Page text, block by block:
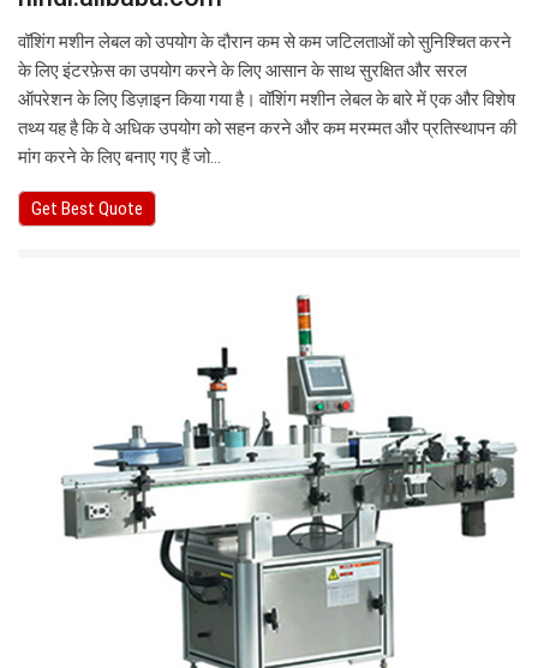
वॉशिंग मशीन लेबल को उपयोग के दौरान कम से कम जटिलताओं को सुनिश्चित करने
के लिए इंटरफ़ेस का उपयोग करने के लिए आसान के साथ सुरक्षित और सरल
ऑपरेशन के लिए डिज़ाइन किया गया है। वॉशिंग मशीन लेबल के बारे में एक और विशेष
तथ्य यह है कि वे अधिक उपयोग को सहन करने और कम मरम्मत और प्रतिस्थापन की
मांग करने के लिए बनाए गए हैं जो…
Get Best Quote